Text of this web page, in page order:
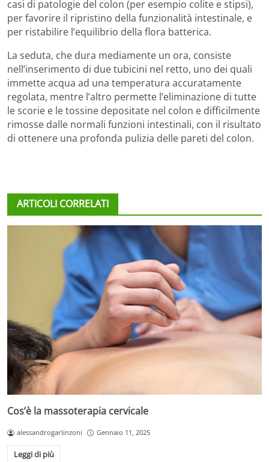
casi di patologie del colon (per esempio colite e stipsi),
per favorire il ripristino della funzionalità intestinale, e
per ristabilire l’equilibrio della flora batterica.
La seduta, che dura mediamente un ora, consiste
nell’inserimento di due tubicini nel retto, uno dei quali
immette acqua ad una temperatura accuratamente
regolata, mentre l’altro permette l’eliminazione di tutte
le scorie e le tossine depositate nel colon e difficilmente
rimosse dalle normali funzioni intestinali, con il risultato
di ottenere una profonda pulizia delle pareti del colon.
ARTICOLI CORRELATI
Cos’è la massoterapia cervicale
alessandrogarlinzoni Gennaio 11, 2025
Leggi di più